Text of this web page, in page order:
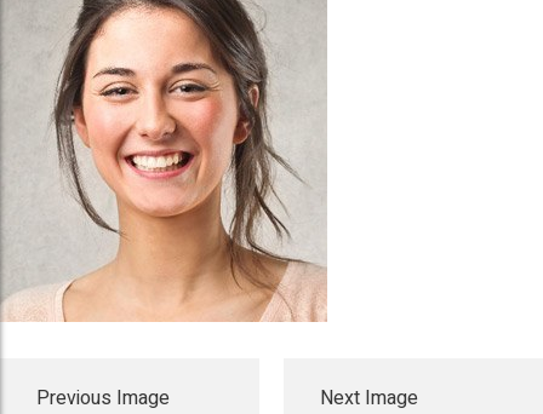
Previous Image Next Image